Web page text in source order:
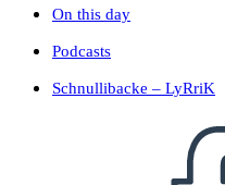
On this day
Podcasts
Schnullibacke – LyRriK